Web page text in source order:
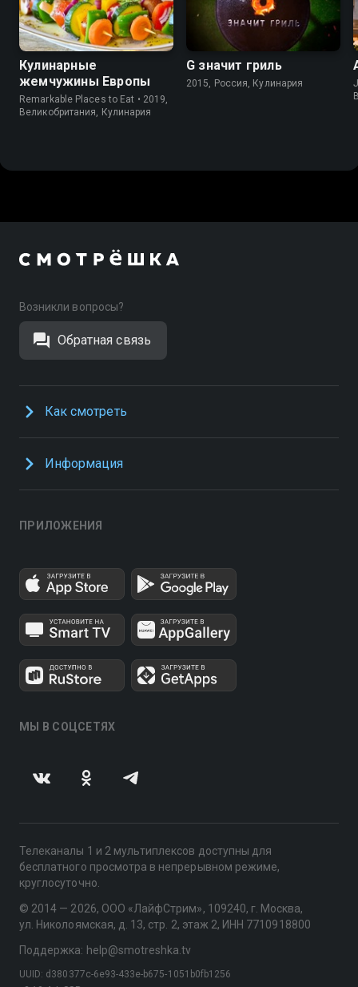
Кулинарные
жемчужины Европы
Remarkable Places to Eat • 2019,
Великобритания, Кулинария
G значит гриль
2015, Россия, Кулинария
Возникли вопросы?
Обратная связь
Как смотреть
Информация
ПРИЛОЖЕНИЯ
МЫ В СОЦСЕТЯХ
Телеканалы 1 и 2 мультиплексов доступны для
бесплатного просмотра в непрерывном режиме,
круглосуточно.
© 2014 — 2026, ООО «ЛайфСтрим», 109240, г. Москва,
ул. Николоямская, д. 13, стр. 2, этаж 2, ИНН 7710918800
Поддержка: help@smotreshka.tv
UUID: d380377c-6e93-433e-b675-1051b0fb1256